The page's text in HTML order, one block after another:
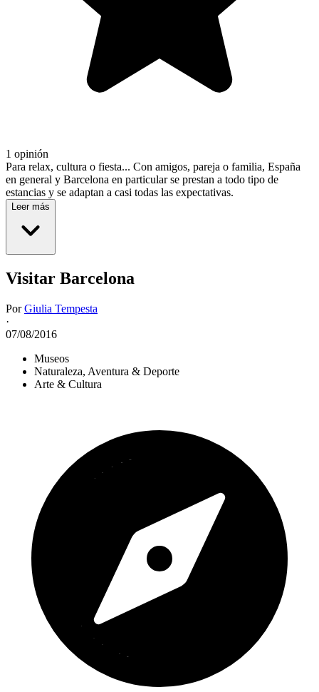
1 opinión
Para relax, cultura o fiesta... Con amigos, pareja o familia, España
en general y Barcelona en particular se prestan a todo tipo de
estancias y se adaptan a casi todas las expectativas.
Leer más
Visitar Barcelona
PorGiulia Tempesta
·
07/08/2016
Museos
Naturaleza, Aventura & Deporte
Arte & Cultura